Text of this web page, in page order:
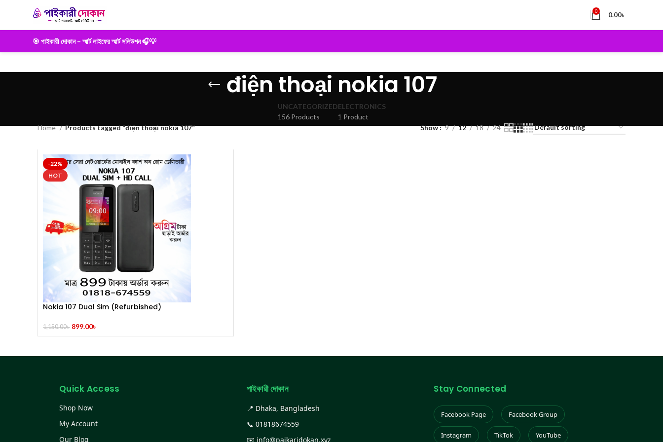
0 0.00৳
🎯 পাইকারী দোকান – স্মার্ট লাইফের স্মার্ট সলিউশন 🎧💡
điện thoại nokia 107
UNCATEGORIZED
156 Products
ELECTRONICS
1 Product
Home
Products tagged “điện thoại nokia 107” Show 9 12 18 24
-22%
HOT
Nokia 107 Dual Sim (Refurbished)
1,150.00৳ 899.00৳
Quick Access
Shop Now
My Account
Our Blog
পাইকারী দোকান
📍 Dhaka, Bangladesh
📞 01818674559
✉️ info@paikaridokan.xyz
Stay Connected
Facebook Page Facebook Group
Instagram TikTok YouTube